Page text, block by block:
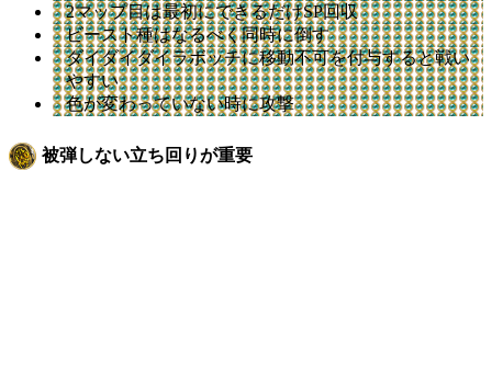
2マップ目は最初にできるだけSP回収
ビースト種はなるべく同時に倒す
ダイダイダイラボッチに移動不可を付与すると戦い
やすい
色が変わっていない時に攻撃
被弾しない立ち回りが重要